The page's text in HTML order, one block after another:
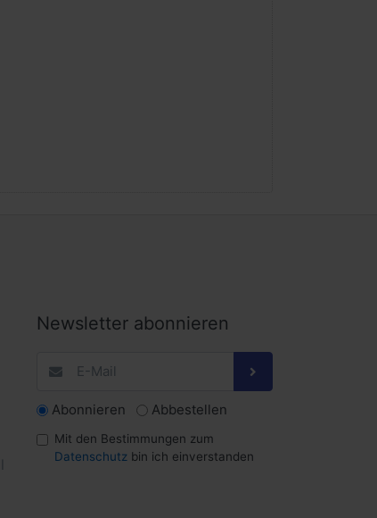
Newsletter abonnieren
Abonnieren Abbestellen
Mit den Bestimmungen zum
Datenschutz bin ich einverstanden